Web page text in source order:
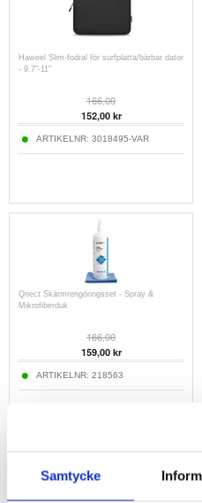
Samtycke
Haweel Slim-fodral för surfplatta/bärbar dator
- 9.7"-11"
166,00
152,00kr
ARTIKELNR: 3018495-VAR
Qnect Skärmrengöringsset - Spray &
Mikrofiberduk
166,00
159,00kr
ARTIKELNR: 218563